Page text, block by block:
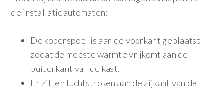
de installatieautomaten:
De koperspoel is aan de voorkant geplaatst
zodat de meeste warmte vrijkomt aan de
buitenkant van de kast.
Er zitten luchtstroken aan de zijkant van de